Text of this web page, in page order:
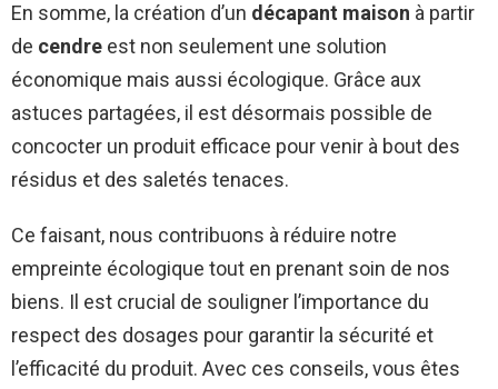
En somme, la création d’un décapant maison à partir
de cendre est non seulement une solution
économique mais aussi écologique. Grâce aux
astuces partagées, il est désormais possible de
concocter un produit efficace pour venir à bout des
résidus et des saletés tenaces.
Ce faisant, nous contribuons à réduire notre
empreinte écologique tout en prenant soin de nos
biens. Il est crucial de souligner l’importance du
respect des dosages pour garantir la sécurité et
l’efficacité du produit. Avec ces conseils, vous êtes